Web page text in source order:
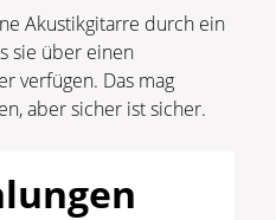
Akustikgitarre durch ein
sie über einen
verfügen. Das mag
aber sicher ist sicher.